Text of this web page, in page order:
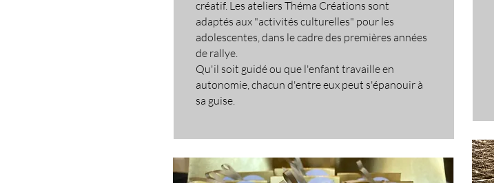
créatif. Les ateliers Théma Créations sont
adaptés aux "activités culturelles" pour les
adolescentes, dans le cadre des premières années
de rallye.
Qu'il soit guidé ou que l'enfant travaille en
autonomie, chacun d'entre eux peut s'épanouir à
sa guise.